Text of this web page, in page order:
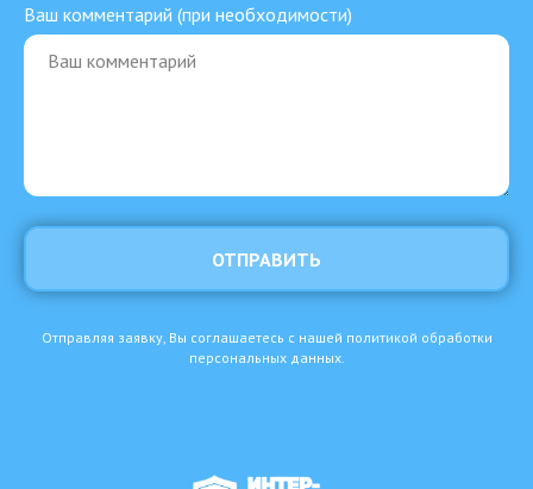
Ваш комментарий (при необходимости)
ОТПРАВИТЬ
Отправляя заявку, Вы соглашаетесь с нашей политикой обработки
персональных данных.